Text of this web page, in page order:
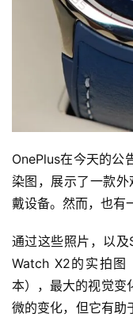
OnePlus在今天的公
染图，展示了一款
戴设备。然而，也有
通过这些照片，以
Watch X2的实拍图
本），最大的视觉变
微的变化，但它有助